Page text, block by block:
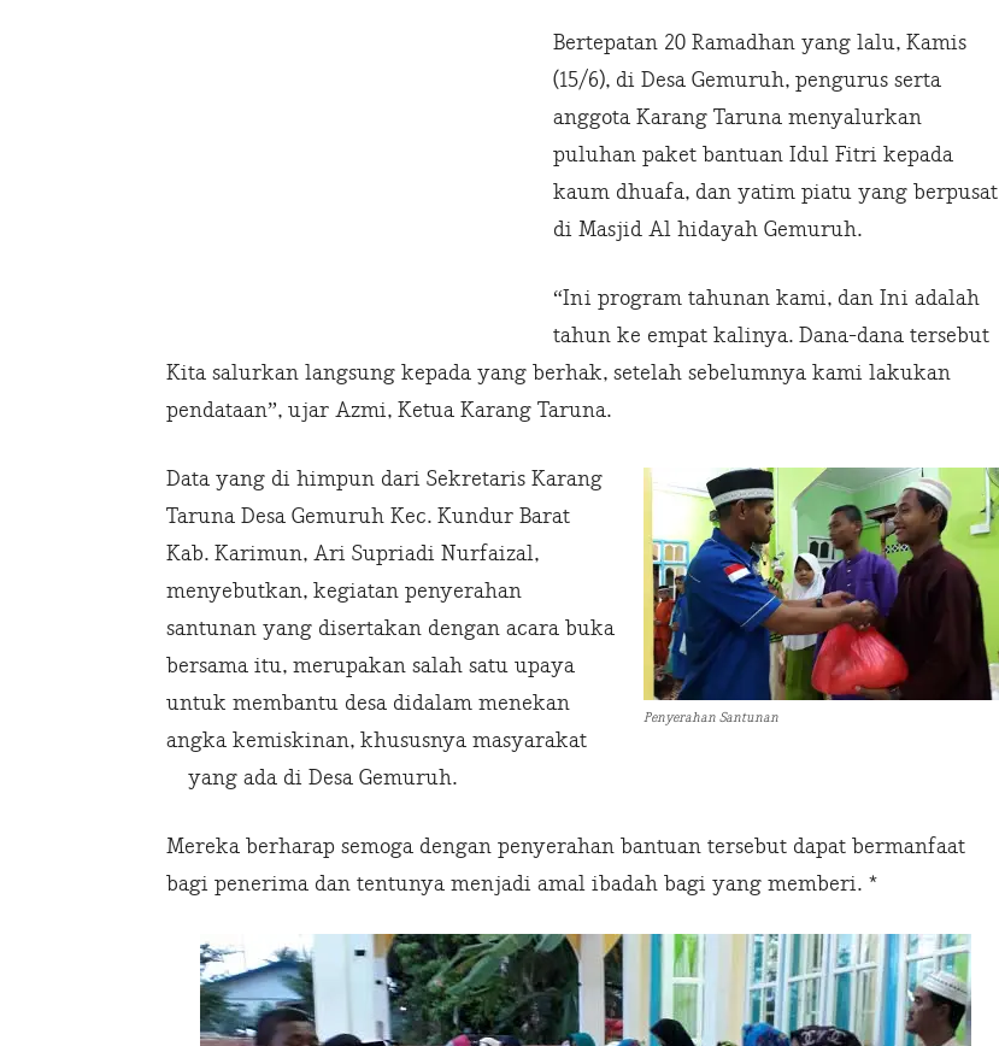
Bertepatan 20 Ramadhan yang lalu, Kamis
(15/6), di Desa Gemuruh, pengurus serta
anggota Karang Taruna menyalurkan
puluhan paket bantuan Idul Fitri kepada
kaum dhuafa, dan yatim piatu yang berpusat
di Masjid Al hidayah Gemuruh.
“Ini program tahunan kami, dan Ini adalah
tahun ke empat kalinya. Dana-dana tersebut
Kita salurkan langsung kepada yang berhak, setelah sebelumnya kami lakukan
pendataan”, ujar Azmi, Ketua Karang Taruna.
Penyerahan Santunan
Data yang di himpun dari Sekretaris Karang
Taruna Desa Gemuruh Kec. Kundur Barat
Kab. Karimun, Ari Supriadi Nurfaizal,
menyebutkan, kegiatan penyerahan
santunan yang disertakan dengan acara buka
bersama itu, merupakan salah satu upaya
untuk membantu desa didalam menekan
angka kemiskinan, khususnya masyarakat
yang ada di Desa Gemuruh.
Mereka berharap semoga dengan penyerahan bantuan tersebut dapat bermanfaat
bagi penerima dan tentunya menjadi amal ibadah bagi yang memberi. *